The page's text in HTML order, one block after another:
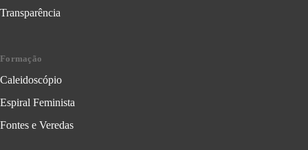
Transparência
Formação
Caleidoscópio
Espiral Feminista
Fontes e Veredas